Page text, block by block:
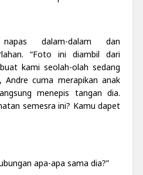
dalam-dalam dan
“Foto ini diambil dari
kami seolah-olah sedang
Andre cuma merapikan anak
menepis tangan dia.
semesra ini? Kamu dapet
apa-apa sama dia?”